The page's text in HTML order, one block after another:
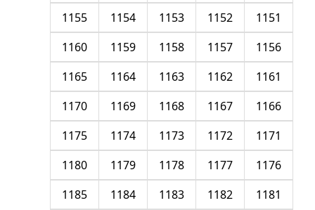
1151
1152
1153
1154
1155
1156
1157
1158
1159
1160
1161
1162
1163
1164
1165
1166
1167
1168
1169
1170
1171
1172
1173
1174
1175
1176
1177
1178
1179
1180
1181
1182
1183
1184
1185